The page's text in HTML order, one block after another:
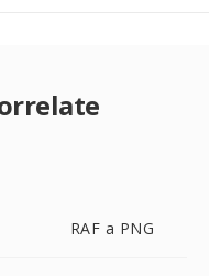
RAF a PNG